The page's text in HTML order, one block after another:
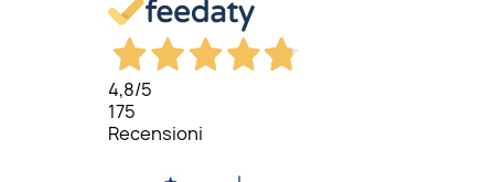
4,8/5
175
Recensioni